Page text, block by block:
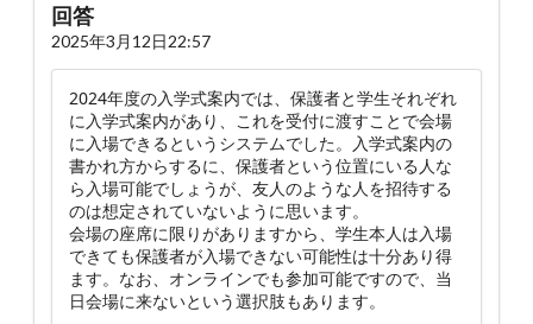
回答
2025年3月12日22:57
2024年度の入学式案内では、保護者と学生それぞれ
に入学式案内があり、これを受付に渡すことで会場
に入場できるというシステムでした。入学式案内の
書かれ方からするに、保護者という位置にいる人な
ら入場可能でしょうが、友人のような人を招待する
のは想定されていないように思います。
会場の座席に限りがありますから、学生本人は入場
できても保護者が入場できない可能性は十分あり得
ます。なお、オンラインでも参加可能ですので、当
日会場に来ないという選択肢もあります。